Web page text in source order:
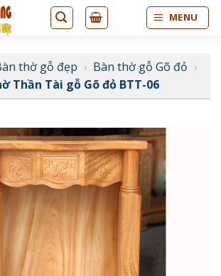
MENU
thờ gỗ đẹp › Bàn thờ gỗ Gõ đỏ ›
Thần Tài gỗ Gõ đỏ BTT-06